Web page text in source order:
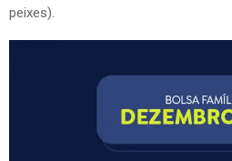
peixes).